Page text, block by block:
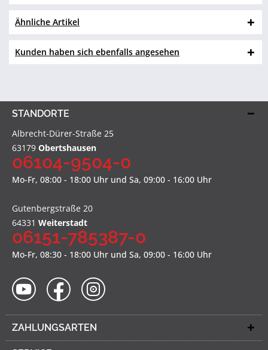
Ähnliche Artikel
Kunden haben sich ebenfalls angesehen
STANDORTE
Albrecht-Dürer-Straße 25
63179 Obertshausen
06104-9504-0
Mo-Fr, 08:00 - 18:00 Uhr und Sa, 09:00 - 16:00 Uhr
Gutenbergstraße 20
64331 Weiterstadt
06151-785387-0
Mo-Fr, 08:30 - 18:00 Uhr und Sa, 09:00 - 16:00 Uhr
ZAHLUNGSARTEN